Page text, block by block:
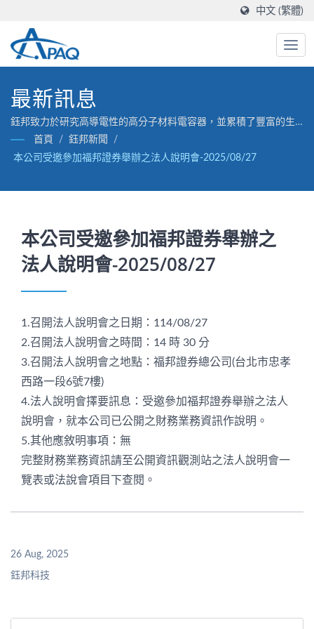
中文 (繁體)
最新訊息
鈺邦致力於研究高導電性的高分子材料電容器，並累積了豐富的生
產經驗。
首頁 / 鈺邦新聞
/
本公司受邀參加福邦證券舉辦之法人說明會-2025/08/27
本公司受邀參加福邦證券舉辦之
法人說明會-2025/08/27
1.召開法人說明會之日期：114/08/27
2.召開法人說明會之時間：14 時 30 分
3.召開法人說明會之地點：福邦證券總公司(台北市忠孝
西路一段6號7樓)
4.法人說明會擇要訊息：受邀參加福邦證券舉辦之法人
說明會，就本公司已公開之財務業務資訊作說明。
5.其他應敘明事項：無
完整財務業務資訊請至公開資訊觀測站之法人說明會一
覽表或法說會項目下查閱。
26 Aug, 2025
鈺邦科技